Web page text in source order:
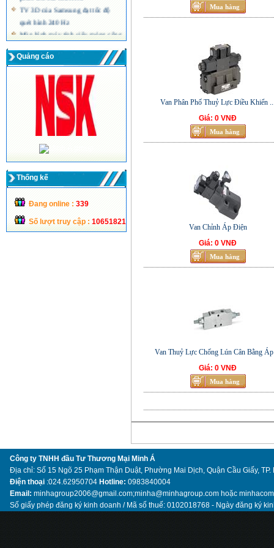
TV 3D của Samsung đạt tốc độ
quét hình 240 Hz
Màn hình máy tính siêu mỏng công
nghệ LED của Acer
Quảng cáo
Thống kế
Đang online : 339
Số lượt truy cập : 10651821
Van Phân Phố Thuỷ Lực Điều Khiển
Giá: 0 VNĐ
Van Chỉnh Áp Điện
Giá: 0 VNĐ
Van Thuỷ Lực Chống Lún Cân Bằng
Giá: 0 VNĐ
Công ty TNHH đầu Tư Thương Mại Minh Á
Địa chỉ: Số 15 Ngõ 25 Phạm Thận Duật, Phường Mai Dịch, Quận Cầu Giấy, TP.
Điện thoại :024.62950704 Hotline: 0983840004
Email: minhagroup2006@gmail.com;minha@minhagroup.com hoặc
Số giấy phép đăng ký kinh doanh / Mã số thuế: 0102018768 - Ngày đăng ký